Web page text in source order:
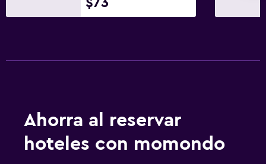
Ahorra al reservar
hoteles con momondo